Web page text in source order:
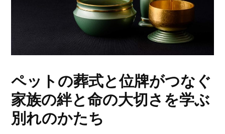
ペットの葬式と位牌がつなぐ
家族の絆と命の大切さを学ぶ
別れのかたち